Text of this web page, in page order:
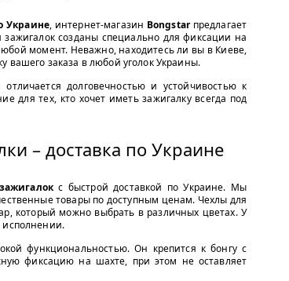
Украине, интернет-магазин Bongstarпредлагает
созданы специально для фиксации на
момент. Неважно, находитесь ли вы в Киеве,
вашего заказа в любой уголок Украины.
долговечностью и устойчивостью к
для тех, кто хочет иметь зажигалку всегда под
– доставка по Украине
с быстрой доставкой по Украине. Мы
товары по доступным ценам. Чехлы для
который можно выбрать в различных цветах. У
исполнении.
функциональностью. Он крепится к бонгу с
фиксацию на шахте, при этом не оставляет